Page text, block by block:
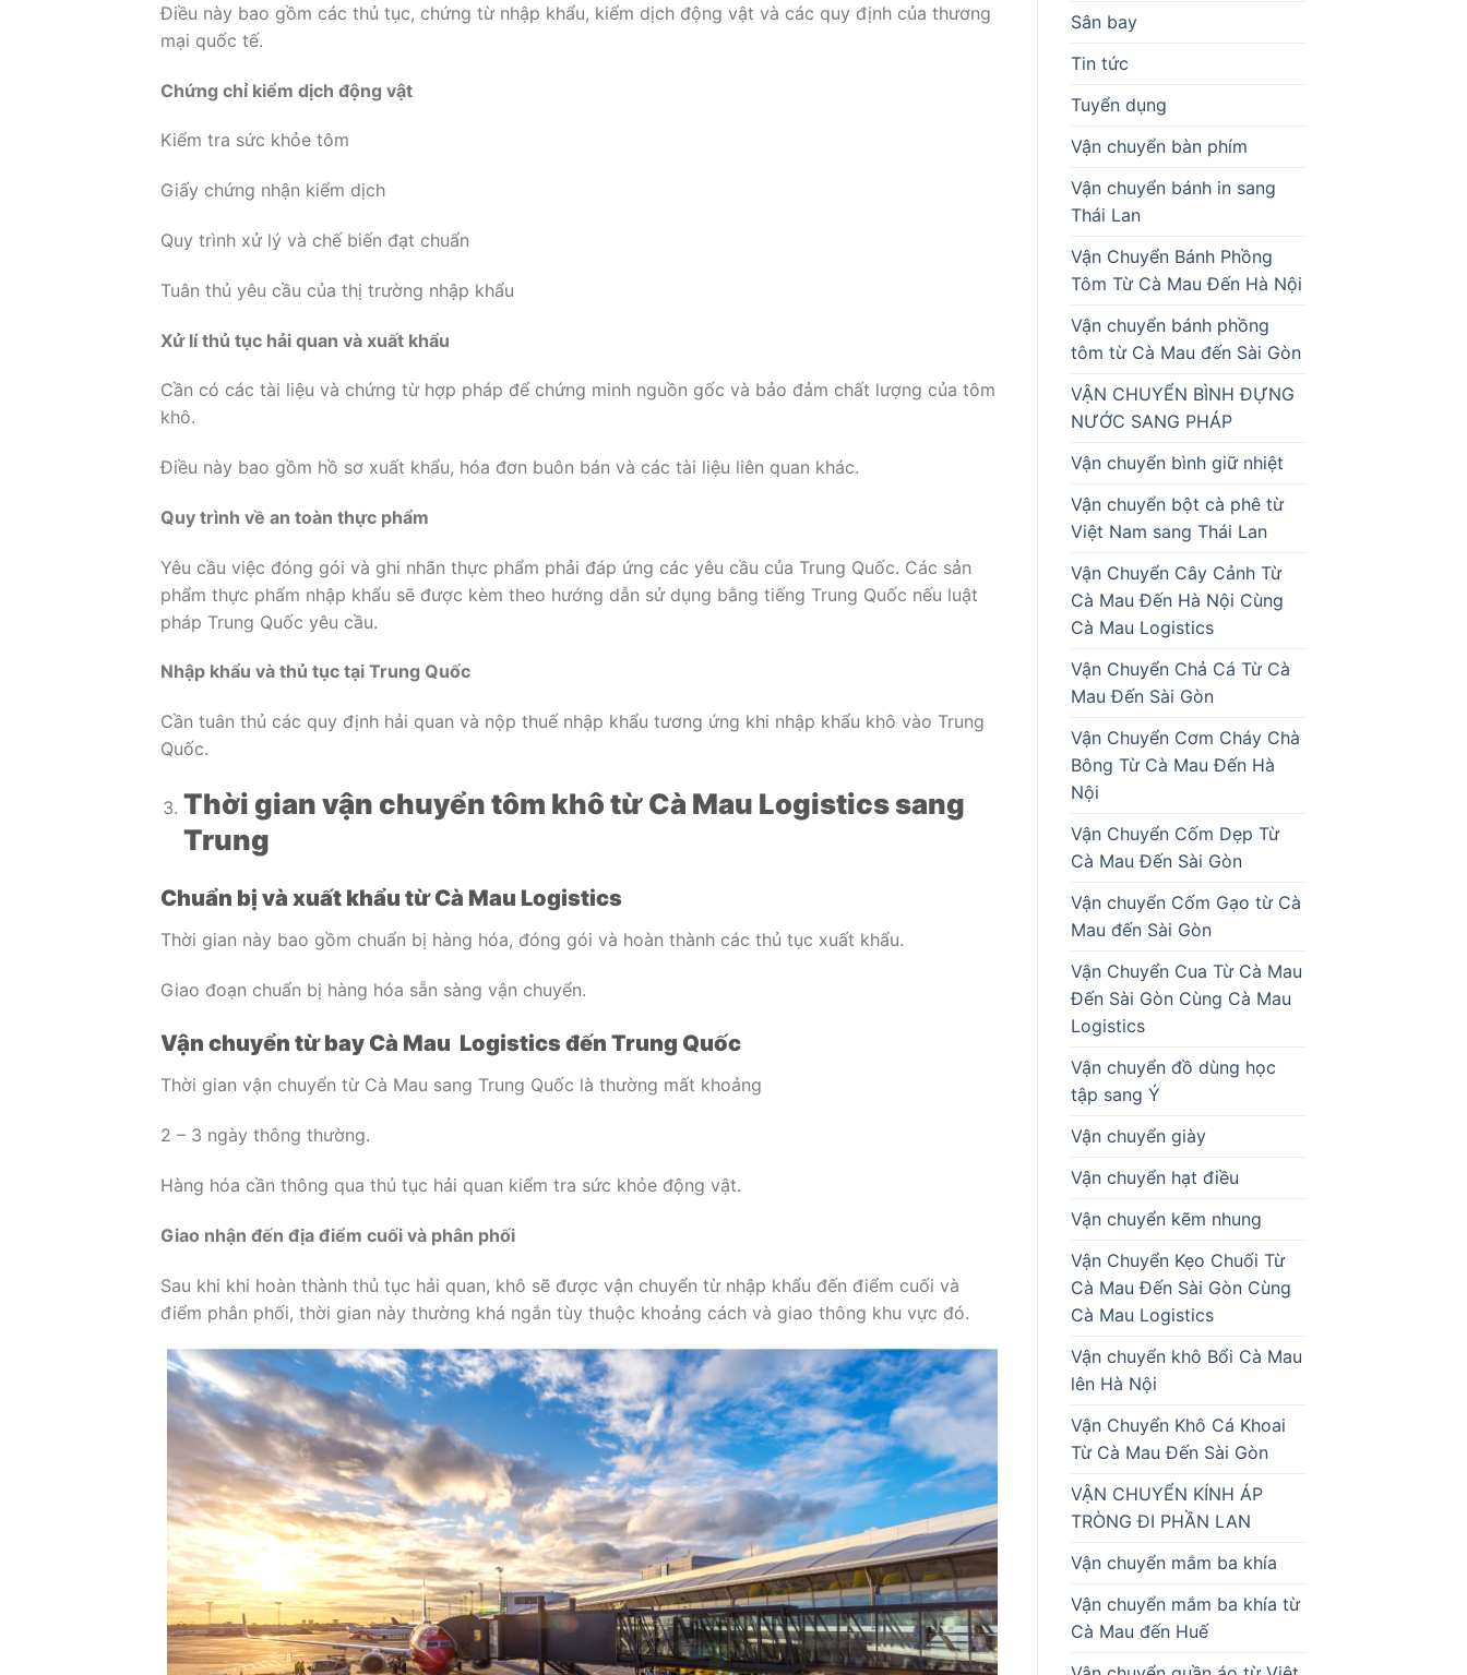
Điều này bao gồm các thủ tục, chứng từ nhập khẩu, kiểm dịch động vật và các quy định của thương
mại quốc tế.
Chứng chỉ kiểm dịch động vật
Kiểm tra sức khỏe tôm
Giấy chứng nhận kiểm dịch
Quy trình xử lý và chế biến đạt chuẩn
Tuân thủ yêu cầu của thị trường nhập khẩu
Xử lí thủ tục hải quan và xuất khẩu
Cần có các tài liệu và chứng từ hợp pháp để chứng minh nguồn gốc và bảo đảm chất lượng của tôm
khô.
Điều này bao gồm hồ sơ xuất khẩu, hóa đơn buôn bán và các tài liệu liên quan khác.
Quy trình về an toàn thực phẩm
Yêu cầu việc đóng gói và ghi nhãn thực phẩm phải đáp ứng các yêu cầu của Trung Quốc. Các sản
phẩm thực phẩm nhập khẩu sẽ được kèm theo hướng dẫn sử dụng bằng tiếng Trung Quốc nếu luật
pháp Trung Quốc yêu cầu.
Nhập khẩu và thủ tục tại Trung Quốc
Cần tuân thủ các quy định hải quan và nộp thuế nhập khẩu tương ứng khi nhập khẩu khô vào Trung
Quốc.
Thời gian vận chuyển tôm khô từ Cà Mau Logistics sang
Trung
Chuẩn bị và xuất khẩu từ Cà Mau Logistics
Thời gian này bao gồm chuẩn bị hàng hóa, đóng gói và hoàn thành các thủ tục xuất khẩu.
Giao đoạn chuẩn bị hàng hóa sẵn sàng vận chuyển.
Vận chuyển từ bay Cà Mau Logistics đến Trung Quốc
Thời gian vận chuyển từ Cà Mau sang Trung Quốc là thường mất khoảng
2 – 3 ngày thông thường.
Hàng hóa cần thông qua thủ tục hải quan kiểm tra sức khỏe động vật.
Giao nhận đến địa điểm cuối và phân phối
Sau khi khi hoàn thành thủ tục hải quan, khô sẽ được vận chuyển từ nhập khẩu đến điểm cuối và
điểm phân phối, thời gian này thường khá ngắn tùy thuộc khoảng cách và giao thông khu vực đó.
Sân bay
Tin tức
Tuyển dụng
Vận chuyển bàn phím
Vận chuyển bánh in sang
Thái Lan
Vận Chuyển Bánh Phồng
Tôm Từ Cà Mau Đến Hà Nội
Vận chuyển bánh phồng
tôm từ Cà Mau đến Sài Gòn
VẬN CHUYỂN BÌNH ĐỰNG
NƯỚC SANG PHÁP
Vận chuyển bình giữ nhiệt
Vận chuyển bột cà phê từ
Việt Nam sang Thái Lan
Vận Chuyển Cây Cảnh Từ
Cà Mau Đến Hà Nội Cùng
Cà Mau Logistics
Vận Chuyển Chả Cá Từ Cà
Mau Đến Sài Gòn
Vận Chuyển Cơm Cháy Chà
Bông Từ Cà Mau Đến Hà
Nội
Vận Chuyển Cốm Dẹp Từ
Cà Mau Đến Sài Gòn
Vận chuyển Cốm Gạo từ Cà
Mau đến Sài Gòn
Vận Chuyển Cua Từ Cà Mau
Đến Sài Gòn Cùng Cà Mau
Logistics
Vận chuyển đồ dùng học
tập sang Ý
Vận chuyển giày
Vận chuyển hạt điều
Vận chuyển kẽm nhung
Vận Chuyển Kẹo Chuối Từ
Cà Mau Đến Sài Gòn Cùng
Cà Mau Logistics
Vận chuyển khô Bổi Cà Mau
lên Hà Nội
Vận Chuyển Khô Cá Khoai
Từ Cà Mau Đến Sài Gòn
VẬN CHUYỂN KÍNH ÁP
TRÒNG ĐI PHẦN LAN
Vận chuyển mắm ba khía
Vận chuyển mắm ba khía từ
Cà Mau đến Huế